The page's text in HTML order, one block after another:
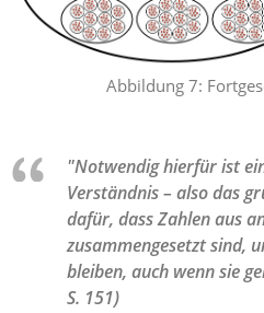
Abbildung 7:
"Notwendig hierfür ist
Verständnis – also das
dafür, dass Zahlen aus
zusammengesetzt sind,
bleiben, auch wenn sie
S. 151)